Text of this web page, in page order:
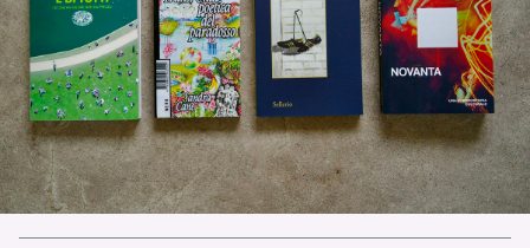
I MIEI PREFERITI
SHOP
CALENDARIO